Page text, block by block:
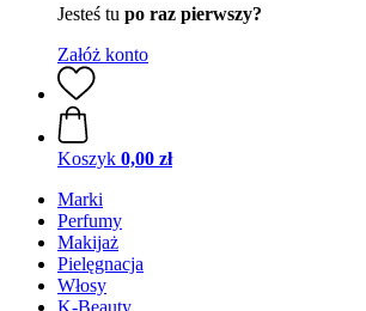
Jesteś tu po raz pierwszy?
Załóż konto
Koszyk 0,00 zł
Marki
Perfumy
Makijaż
Pielęgnacja
Włosy
K-Beauty